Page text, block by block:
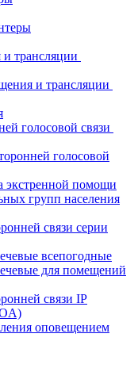
трансляции
и трансляции
голосовой связи
голосовой
экстренной помощи
групп населения
связи серии
всепогодные
для помещений
связи IP
оповещением